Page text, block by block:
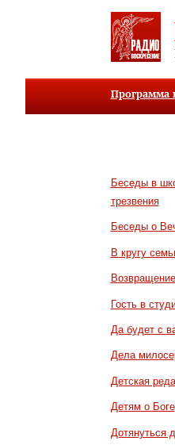
Программа
Беседы в
трезвения
Беседы о
В кругу
Гость в
Да будет с
Дела
Детская
Детям о Боге
Дотянуться